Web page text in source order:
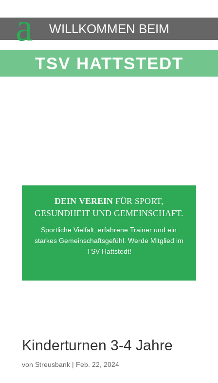
WILLKOMMEN BEIM
TSV HATTSTEDT
DEIN VEREIN FÜR SPORT,
GESUNDHEIT UND GEMEINSCHAFT.
Sportliche Vielfalt, erfahrene Trainer und ein
starkes Gemeinschaftsgefühl. Werde Mitglied im
TSV Hattstedt!
Kinderturnen 3-4 Jahre
von Streusbank| Feb. 22, 2024